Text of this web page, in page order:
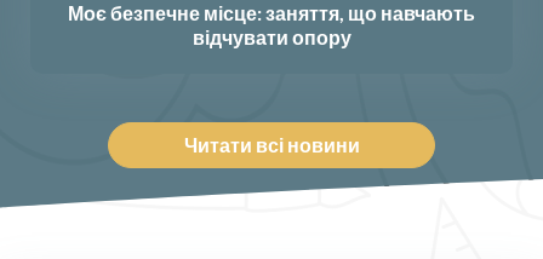
Моє безпечне місце: заняття, що навчають
відчувати опору
Читати всі новини